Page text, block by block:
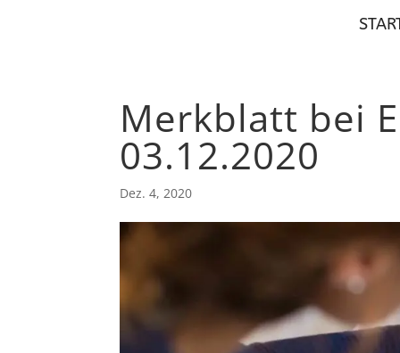
Merkblatt bei
03.12.2020
Dez. 4, 2020